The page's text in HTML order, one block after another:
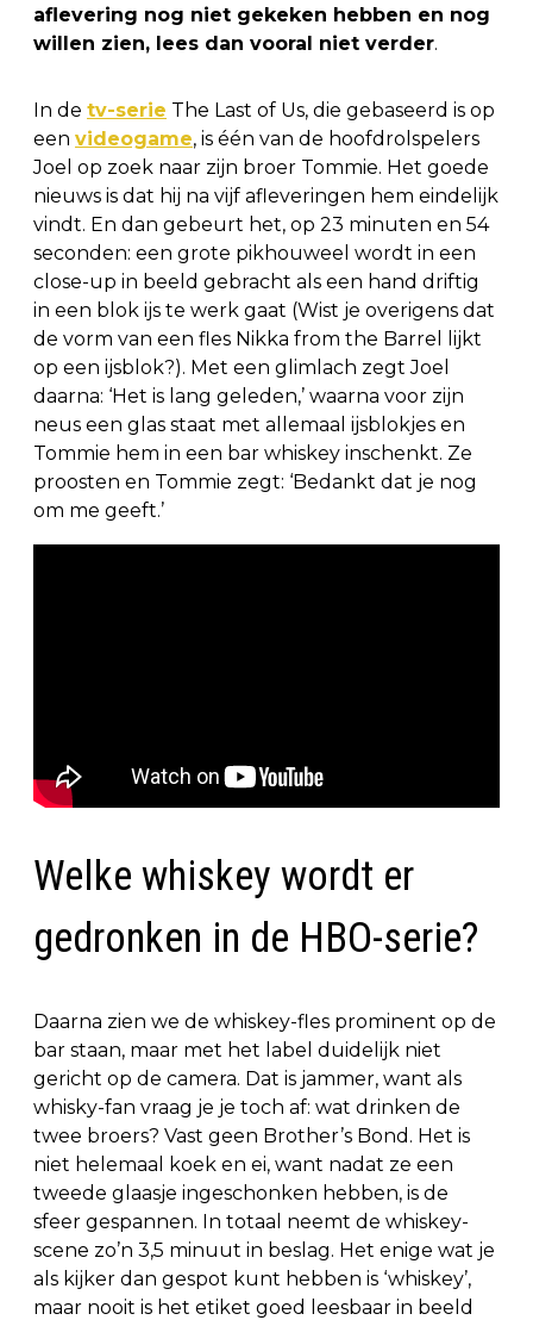
aflevering nog niet gekeken hebben en nog
willen zien, lees dan vooral niet verder.
In de tv-serie The Last of Us, die gebaseerd is op
een videogame, is één van de hoofdrolspelers
Joel op zoek naar zijn broer Tommie. Het goede
nieuws is dat hij na vijf afleveringen hem eindelijk
vindt. En dan gebeurt het, op 23 minuten en 54
seconden: een grote pikhouweel wordt in een
close-up in beeld gebracht als een hand driftig
in een blok ijs te werk gaat (Wist je overigens dat
de vorm van een fles Nikka from the Barrel lijkt
op een ijsblok?). Met een glimlach zegt Joel
daarna: ‘Het is lang geleden,’ waarna voor zijn
neus een glas staat met allemaal ijsblokjes en
Tommie hem in een bar whiskey inschenkt. Ze
proosten en Tommie zegt: ‘Bedankt dat je nog
om me geeft.’
Welke whiskey wordt er
gedronken in de HBO-serie?
Daarna zien we de whiskey-fles prominent op de
bar staan, maar met het label duidelijk niet
gericht op de camera. Dat is jammer, want als
whisky-fan vraag je je toch af: wat drinken de
twee broers? Vast geen Brother’s Bond. Het is
niet helemaal koek en ei, want nadat ze een
tweede glaasje ingeschonken hebben, is de
sfeer gespannen. In totaal neemt de whiskey-
scene zo’n 3,5 minuut in beslag. Het enige wat je
als kijker dan gespot kunt hebben is ‘whiskey’,
maar nooit is het etiket goed leesbaar in beeld